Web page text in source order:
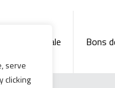
serve
clicking
générale Bons